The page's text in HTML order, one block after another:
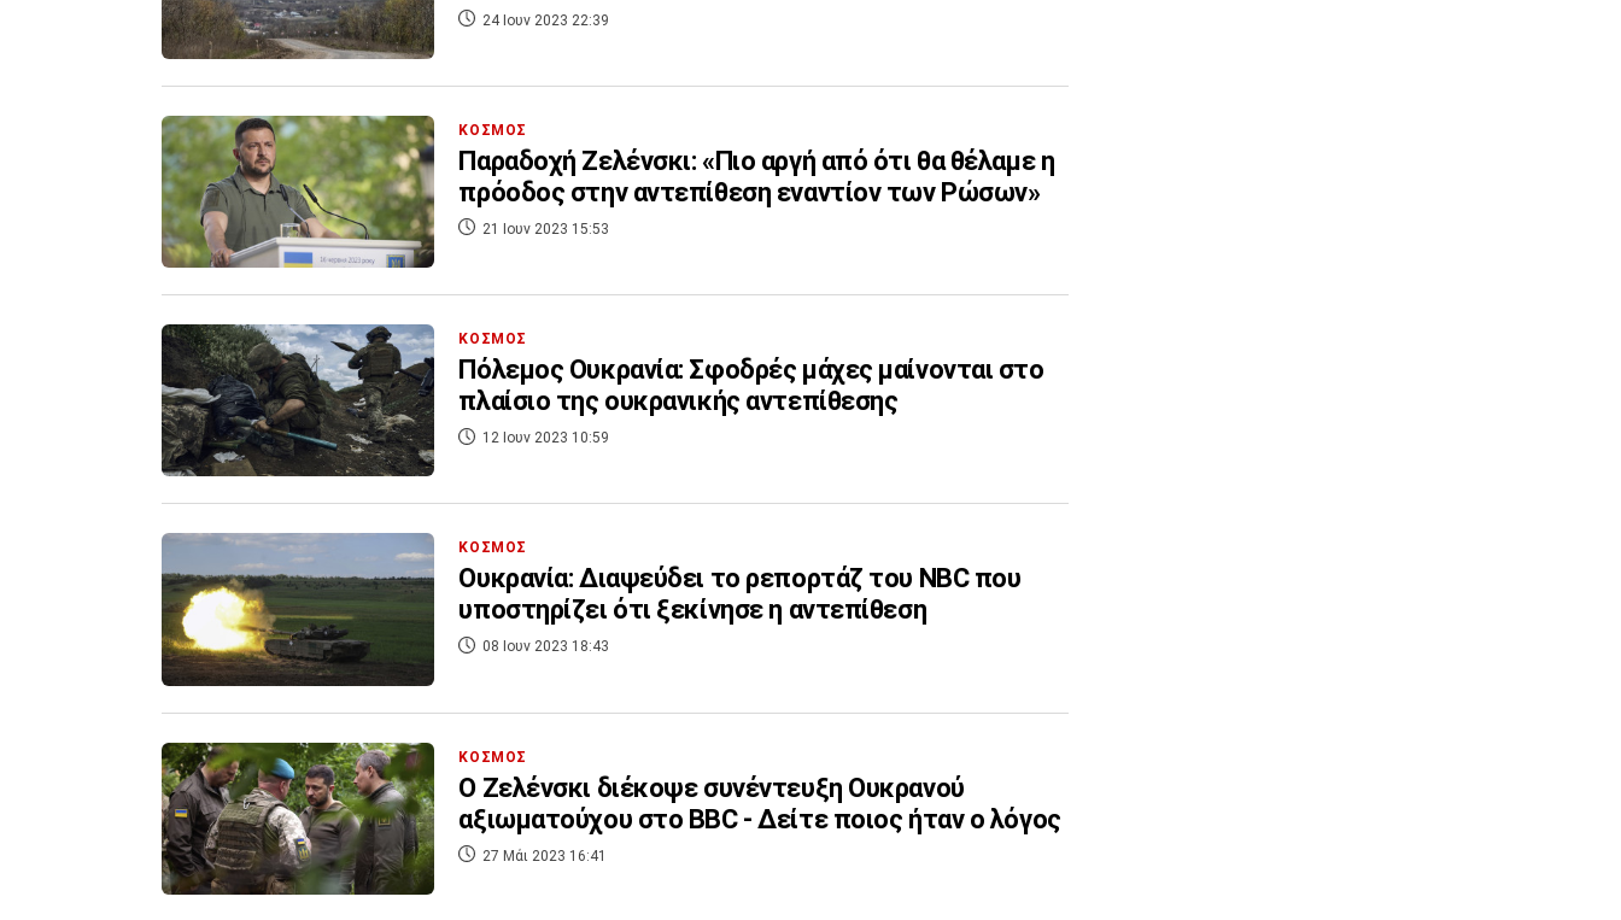
24 Ιουν 2023 22:39
ΚΟΣΜΟΣ
Παραδοχή Ζελένσκι: «Πιο αργή από ότι θα θέλαμε η
πρόοδος στην αντεπίθεση εναντίον των Ρώσων»
21 Ιουν 2023 15:53
ΚΟΣΜΟΣ
Πόλεμος Ουκρανία: Σφοδρές μάχες μαίνονται στο
πλαίσιο της ουκρανικής αντεπίθεσης
12 Ιουν 2023 10:59
ΚΟΣΜΟΣ
Ουκρανία: Διαψεύδει το ρεπορτάζ του NBC που
υποστηρίζει ότι ξεκίνησε η αντεπίθεση
08 Ιουν 2023 18:43
ΚΟΣΜΟΣ
Ο Ζελένσκι διέκοψε συνέντευξη Ουκρανού
αξιωματούχου στο BBC - Δείτε ποιος ήταν ο λόγος
27 Μάι 2023 16:41